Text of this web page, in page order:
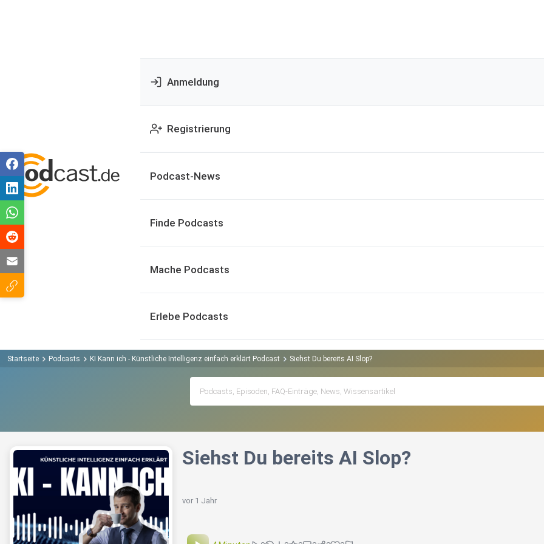
Anmeldung
Registrierung
Podcast-News
Finde Podcasts
Mache Podcasts
Erlebe Podcasts
Startseite Podcasts KI Kann ich - Künstliche Intelligenz einfach erklärt Podcast Siehst Du bereits AI Slop?
Siehst Du bereits AI Slop?
vor 1 Jahr